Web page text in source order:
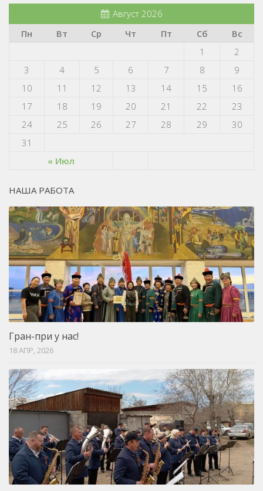
Август 2026
Пн
Вт Ср Чт Пт Сб Вс
« Июл
1
2
3
4 5 6 7 8
9
10
11 12 13 14 15
16
17
18 19 20 21 22
23
24
25 26 27 28 29
30
31
НАША РАБОТА
Гран-при у нас!
18 АПР, 2026